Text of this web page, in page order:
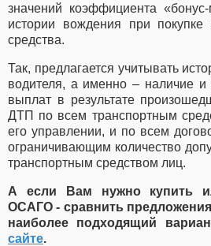
значений коэффициента
истории вождения при покупке
средства.
Так, предлагается учитывать
водителя, а именно – наличие и
выплат в результате
ДТП по всем транспортным
его управлении, и по всем
ограничивающим количество
транспортным средством лиц.
А если Вам нужно купить
ОСАГО - сравнить
наиболее подходящий
сайте.